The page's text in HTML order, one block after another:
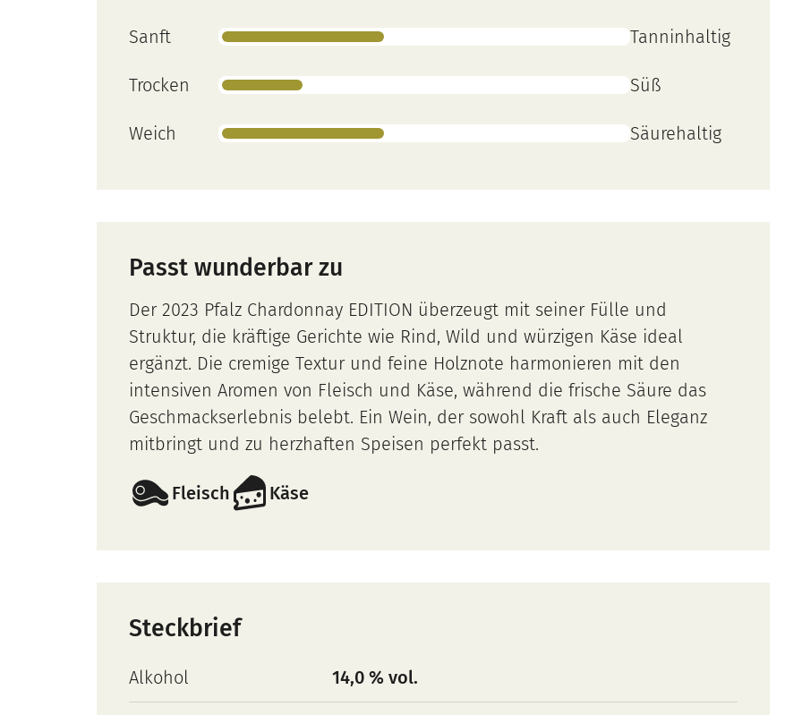
Sanft Tanninhaltig
Trocken Süß
Weich Säurehaltig
Passt wunderbar zu
Der 2023 Pfalz Chardonnay EDITION überzeugt mit seiner Fülle und
Struktur, die kräftige Gerichte wie Rind, Wild und würzigen Käse ideal
ergänzt. Die cremige Textur und feine Holznote harmonieren mit den
intensiven Aromen von Fleisch und Käse, während die frische Säure das
Geschmackserlebnis belebt. Ein Wein, der sowohl Kraft als auch Eleganz
mitbringt und zu herzhaften Speisen perfekt passt.
Fleisch Käse
Steckbrief
Alkohol 14,0 % vol.